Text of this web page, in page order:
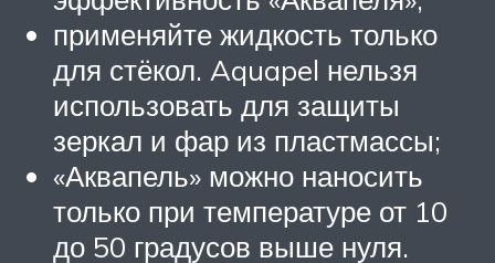
применяйте жидкость только
для стёкол. Aquapel нельзя
использовать для защиты
зеркал и фар из пластмассы;
«Аквапель» можно наносить
только при температуре от 10
до 50 градусов выше нуля.